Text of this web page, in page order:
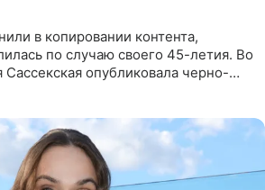
в копировании контента,
по случаю своего 45-летия. Во
Сассекская опубликовала черно-